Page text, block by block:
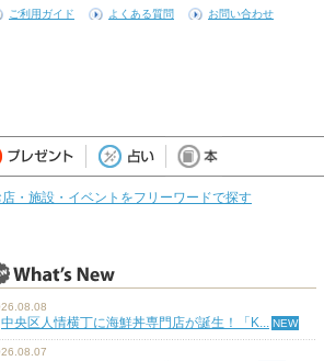
ご利用ガイド よくある質問 お問い合わせ
店・施設・イベントをフリーワードで探す
中央区人情横丁に海鮮丼専門店が誕生！「K...